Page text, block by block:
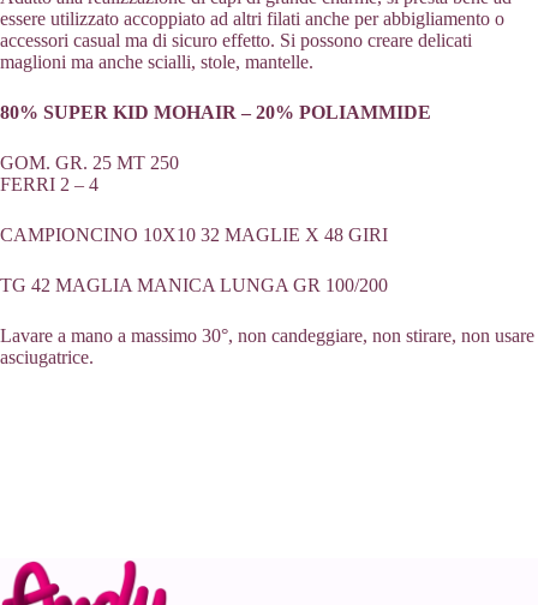
essere utilizzato accoppiato ad altri filati anche per abbigliamento o
accessori casual ma di sicuro effetto. Si possono creare delicati
maglioni ma anche scialli, stole, mantelle.
80% SUPER KID MOHAIR – 20% POLIAMMIDE
GOM. GR. 25 MT 250
FERRI 2 – 4
CAMPIONCINO 10X10 32 MAGLIE X 48 GIRI
TG 42 MAGLIA MANICA LUNGA GR 100/200
Lavare a mano a massimo 30°, non candeggiare, non stirare, non usare
asciugatrice.